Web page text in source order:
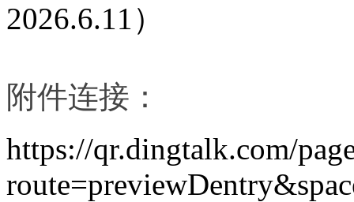
2026.6.11 ）
附件连接：
https://qr.dingtalk.com/